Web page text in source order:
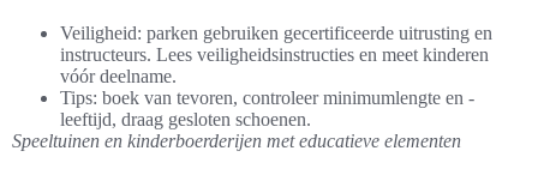
Veiligheid: parken gebruiken gecertificeerde uitrusting en
instructeurs. Lees veiligheidsinstructies en meet kinderen
vóór deelname.
Tips: boek van tevoren, controleer minimumlengte en -
leeftijd, draag gesloten schoenen.
Speeltuinen en kinderboerderijen met educatieve elementen